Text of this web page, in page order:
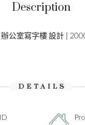
Description
公室寫字樓 設計 |
DETAILS